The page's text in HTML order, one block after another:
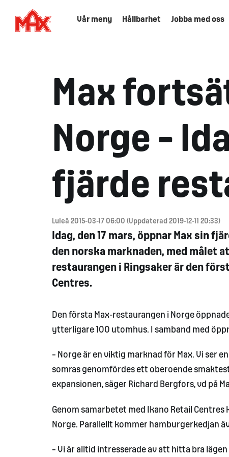
Vår meny Hållbarhet Jobba med oss
Max
Norge –
fjärde
Luleå 2015-03-17 06:00 (Uppdaterad 2019-12-11 20:33)
Idag, den 17 mars, öppnar Max sin
den norska marknaden, med målet
restaurangen i Ringsaker är den
Centres.
Den första Max-restaurangen i Norge
ytterligare 100 utomhus. I samband med
– Norge är en viktig marknad för Max. Vi ser
somras genomfördes ett oberoende
expansionen, säger Richard Bergfors, vd på
Genom samarbetet med Ikano Retail Centres
Norge. Parallellt kommer hamburgerkedjan
– Vi är alltid intresserade av att hitta bra